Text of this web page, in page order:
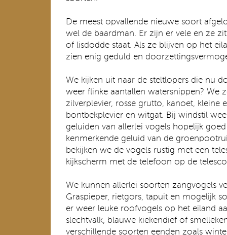
De meest opvallende nieuwe soort
wel de baardman. Er zijn er vele en ze
of lisdodde staat. Als ze blijven op het
zien enig geduld en
We kijken uit naar de steltlopers die nu
weer flinke aantallen watersnippen? We
zilverplevier, rosse grutto, kanoet, kleine
bontbekplevier en witgat. Bij windstil
geluiden van allerlei vogels hopelijk
kenmerkende geluid van de
bekijken we de vogels rustig met een
kijkscherm met de telefoon op de
We kunnen allerlei soorten zangvogels
Graspieper, rietgors, tapuit en mogelijk
er weer leuke roofvogels op het eiland
slechtvalk, blauwe kiekendief of
verschillende soorten eenden zoals